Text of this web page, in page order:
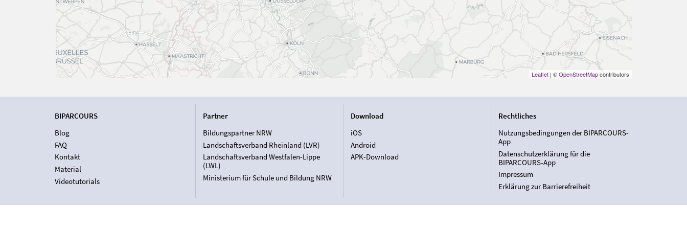
Leaflet| ©OpenStreetMapcontributors
BIPARCOURS
Blog
FAQ
Kontakt
Material
Videotutorials
Partner
Bildungspartner NRW
Landschaftsverband Rheinland (LVR)
Landschaftsverband Westfalen-Lippe
(LWL)
Ministerium für Schule und Bildung NRW
Download
iOS
Android
APK-Download
Rechtliches
Nutzungsbedingungen der BIPARCOURS-
App
Datenschutzerklärung für die
BIPARCOURS-App
Impressum
Erklärung zur Barrierefreiheit